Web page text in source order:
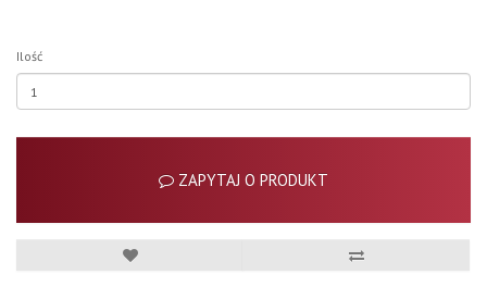
Ilość
ZAPYTAJ O PRODUKT